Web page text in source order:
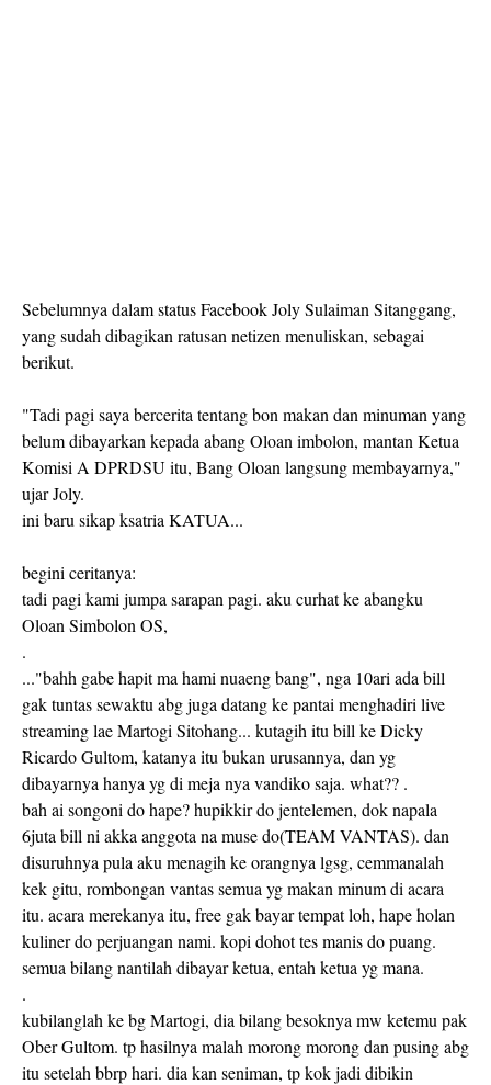
Sebelumnya dalam status Facebook Joly Sulaiman Sitanggang,
yang sudah dibagikan ratusan netizen menuliskan, sebagai
berikut.
"Tadi pagi saya bercerita tentang bon makan dan minuman yang
belum dibayarkan kepada abang Oloan imbolon, mantan Ketua
Komisi A DPRDSU itu, Bang Oloan langsung membayarnya,"
ujar Joly.
ini baru sikap ksatria KATUA...
begini ceritanya:
tadi pagi kami jumpa sarapan pagi. aku curhat ke abangku
Oloan Simbolon OS,
.
..."bahh gabe hapit ma hami nuaeng bang", nga 10ari ada bill
gak tuntas sewaktu abg juga datang ke pantai menghadiri live
streaming lae Martogi Sitohang... kutagih itu bill ke Dicky
Ricardo Gultom, katanya itu bukan urusannya, dan yg
dibayarnya hanya yg di meja nya vandiko saja. what?? .
bah ai songoni do hape? hupikkir do jentelemen, dok napala
6juta bill ni akka anggota na muse do(TEAM VANTAS). dan
disuruhnya pula aku menagih ke orangnya lgsg, cemmanalah
kek gitu, rombongan vantas semua yg makan minum di acara
itu. acara merekanya itu, free gak bayar tempat loh, hape holan
kuliner do perjuangan nami. kopi dohot tes manis do puang.
semua bilang nantilah dibayar ketua, entah ketua yg mana.
.
kubilanglah ke bg Martogi, dia bilang besoknya mw ketemu pak
Ober Gultom. tp hasilnya malah morong morong dan pusing abg
itu setelah bbrp hari. dia kan seniman, tp kok jadi dibikin